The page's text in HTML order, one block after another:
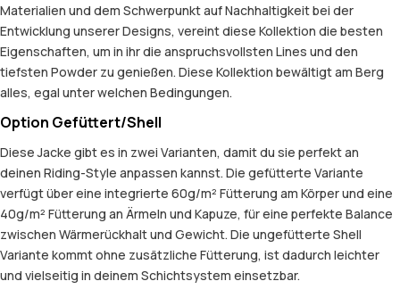
Materialien und dem Schwerpunkt auf Nachhaltigkeit bei der
Entwicklung unserer Designs, vereint diese Kollektion die besten
Eigenschaften, um in ihr die anspruchsvollsten Lines und den
tiefsten Powder zu genießen. Diese Kollektion bewältigt am Berg
alles, egal unter welchen Bedingungen.
Option Gefüttert/Shell
Diese Jacke gibt es in zwei Varianten, damit du sie perfekt an
deinen Riding-Style anpassen kannst. Die gefütterte Variante
verfügt über eine integrierte 60g/m² Fütterung am Körper und eine
40g/m² Fütterung an Ärmeln und Kapuze, für eine perfekte Balance
zwischen Wärmerückhalt und Gewicht. Die ungefütterte Shell
Variante kommt ohne zusätzliche Fütterung, ist dadurch leichter
und vielseitig in deinem Schichtsystem einsetzbar.